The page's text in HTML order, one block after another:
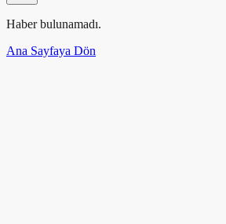
Haber bulunamadı.
Ana Sayfaya Dön